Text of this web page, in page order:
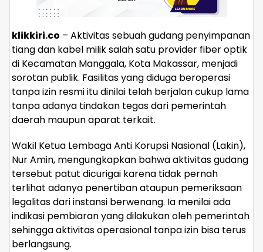
klikkiri.co – Aktivitas sebuah gudang penyimpanan
tiang dan kabel milik salah satu provider fiber optik
di Kecamatan Manggala, Kota Makassar, menjadi
sorotan publik. Fasilitas yang diduga beroperasi
tanpa izin resmi itu dinilai telah berjalan cukup lama
tanpa adanya tindakan tegas dari pemerintah
daerah maupun aparat terkait.
Wakil Ketua Lembaga Anti Korupsi Nasional (Lakin),
Nur Amin, mengungkapkan bahwa aktivitas gudang
tersebut patut dicurigai karena tidak pernah
terlihat adanya penertiban ataupun pemeriksaan
legalitas dari instansi berwenang. Ia menilai ada
indikasi pembiaran yang dilakukan oleh pemerintah
sehingga aktivitas operasional tanpa izin bisa terus
berlangsung.